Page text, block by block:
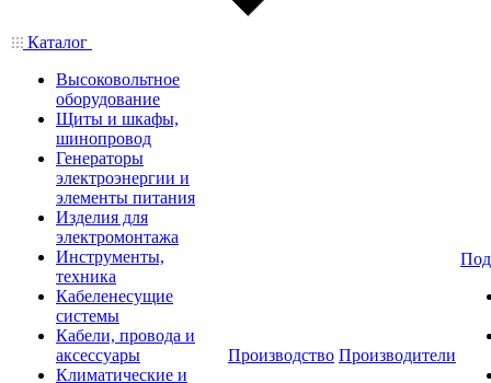
Каталог
Высоковольтное
оборудование
Щиты и шкафы,
шинопровод
Генераторы
электроэнергии и
элементы питания
Изделия для
электромонтажа
Инструменты,
техника
Кабеленесущие
системы
Кабели, провода и
аксессуары
Климатические и
Производство Производители